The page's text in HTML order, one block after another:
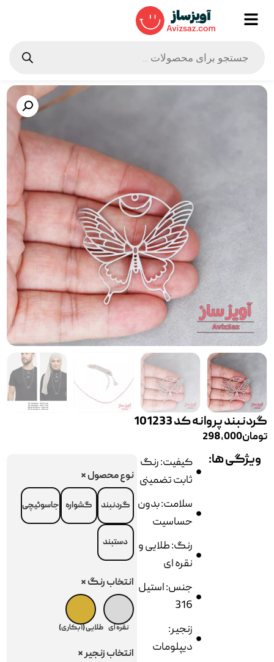
گردنبند پروانه کد 101233
تومان298,000
ویژگی ها:
کیفیت: رنگ
ثابت تضمینی
سلامت: بدون
حساسیت
رنگ: طلایی و
نقره ای
جنس: استیل
316
زنجیر:
دیپلومات
نوع محصول*
گردنبند گشواره جاسوئیچی
دستبند
انتخاب رنگ*
نقره ای طلایی (آبکاری)
انتخاب زنجیر*